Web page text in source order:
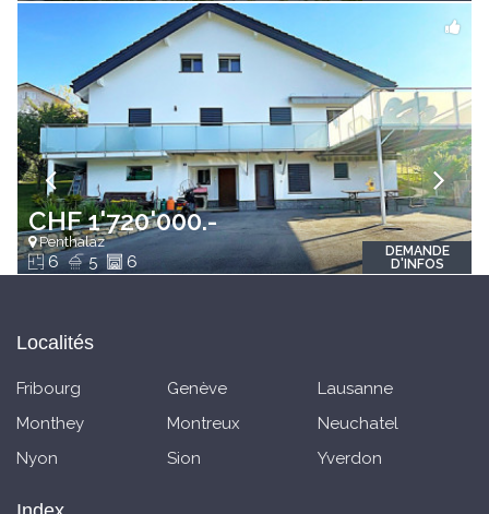
CHF 1'720'000.-
Penthalaz
6 5 6
DEMANDE
D'INFOS
Localités
Fribourg Genève
Lausanne
Monthey
Montreux
Neuchatel
Nyon
Sion Yverdon